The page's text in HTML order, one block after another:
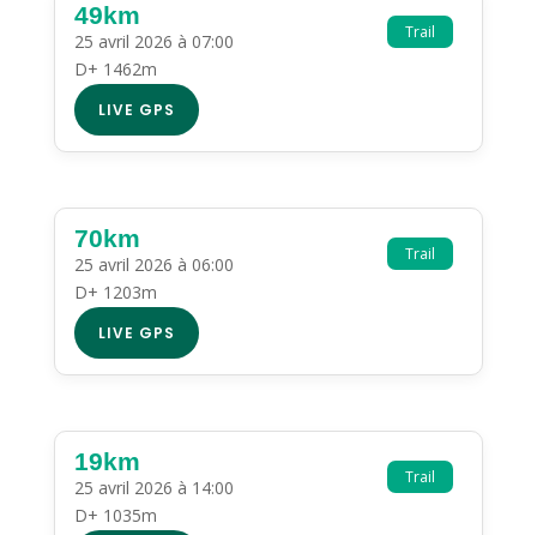
Trail
49km
25 avril 2026 à 07:00
D+ 1462m
LIVE GPS
Trail
70km
25 avril 2026 à 06:00
D+ 1203m
LIVE GPS
Trail
19km
25 avril 2026 à 14:00
D+ 1035m